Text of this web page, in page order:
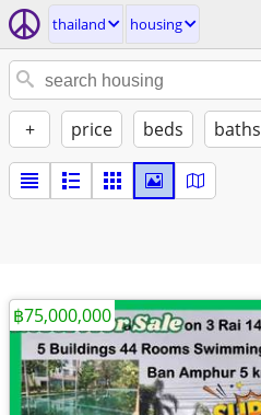
thailand housing
+ price beds baths
฿75,000,000